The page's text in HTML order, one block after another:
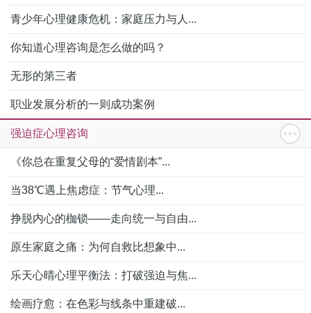
青少年心理健康危机：家庭压力与人...
你知道心理咨询是怎么做的吗？
无形的第三者
职业发展分析的一则成功案例
强迫症心理咨询
《你总在重复父母的“爱情剧本”...
当38℃遇上焦虑症：节气心理...
挣脱内心的枷锁——走向统一与自由...
原生家庭之痛：为何自救比想象中...
乐天心晴心理平衡法：打破强迫与焦...
绘画疗愈：在色彩与线条中重建破...